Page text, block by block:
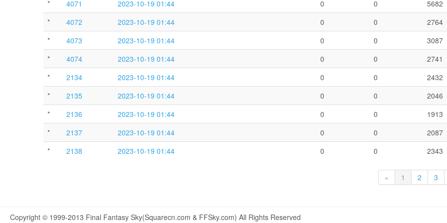
* 4071 2023-10-19 01:44 0 0
5682
*
4072 2023-10-19 01:44 0 0
2764
*
4073 2023-10-19 01:44 0 0
3087
*
4074 2023-10-19 01:44 0 0
2741
*
2134 2023-10-19 01:44 0 0
2432
*
2135 2023-10-19 01:44 0 0
2046
*
2136 2023-10-19 01:44 0 0
1913
*
2137 2023-10-19 01:44 0 0
2087
*
2138 2023-10-19 01:44 0 0 2343
« 1 2 3
Copyright © 1999-2013 Final Fantasy Sky(Squarecn.com & FFSky.com) All Rights Reserved